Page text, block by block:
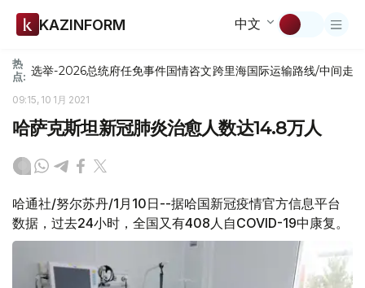
KAZINFORM 中文
热
点: 选举-2026总统府任免事件国情咨文跨里海国际运输路线/中间走廊
09:15, 10 1月 2021
哈萨克斯坦新冠肺炎治愈人数达14.8万人
哈通社/努尔苏丹/1月10日--据哈国新冠疫情官方信息平台
数据，过去24小时，全国又有408人自COVID-19中康复。